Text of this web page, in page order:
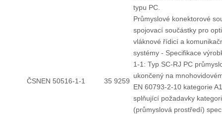
typu PC.
ČSNEN 50516-1-1 35 9259
Průmyslové konektorové
spojovací součástky pro
vláknové řídicí a
systémy - Specifikace
1-1: Typ SC-RJ PC
ukončený na
EN 60793-2-10 kategorie
splňující požadavky
(průmyslová prostředí)